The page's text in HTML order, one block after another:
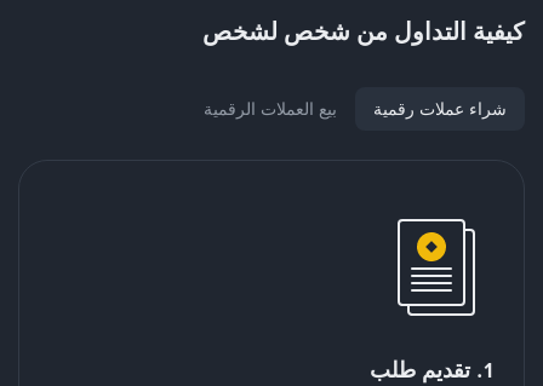
كيفية التداول من شخص لشخص
شراء عملات رقمية بيع العملات الرقمية
1. تقديم طلب